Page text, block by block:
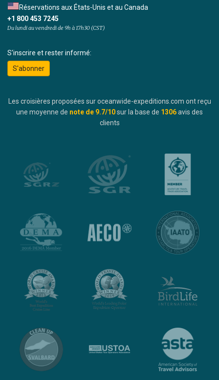
Réservations aux États-Unis et au Canada
+1 800 453 7245
Du lundi au vendredi de 9h à 17h30 (CST)
S'inscrire et rester informé:
S'abonner
Les croisières proposées sur oceanwide-expeditions.com ont reçu
une moyenne de note de 9.7/10sur la base de 1306avis des
clients